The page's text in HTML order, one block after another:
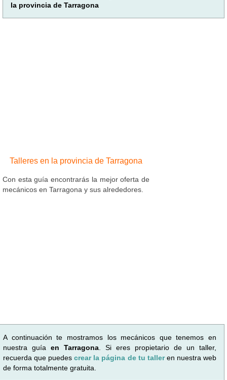
la provincia de Tarragona
Talleres en la provincia de Tarragona
Con esta guía encontrarás la mejor oferta de
mecánicos en Tarragona y sus alrededores.
A continuación te mostramos los mecánicos que tenemos en
nuestra guía en Tarragona . Si eres propietario de un taller,
recuerda que puedescrear la página de tu talleren nuestra web
de forma totalmente gratuita.